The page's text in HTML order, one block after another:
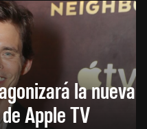
la nueva
Apple TV